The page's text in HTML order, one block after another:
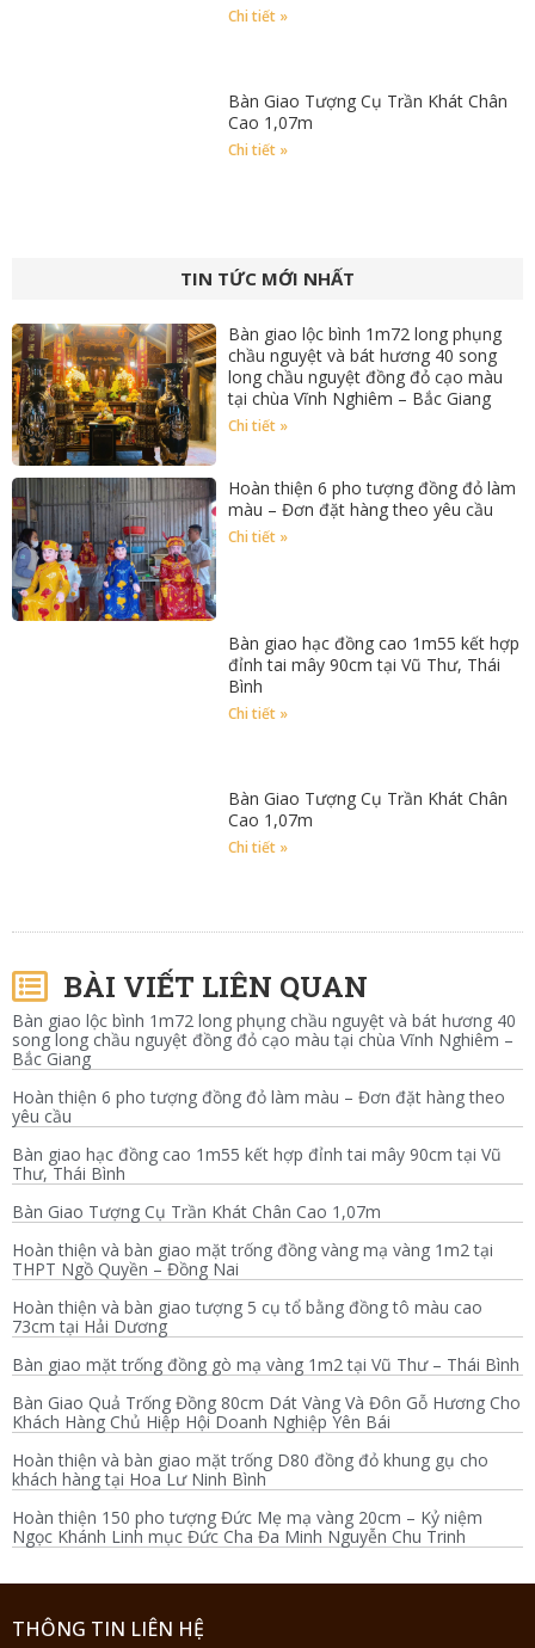
Chi tiết »
Bàn Giao Tượng Cụ Trần Khát Chân
Cao 1,07m
Chi tiết »
TIN TỨC MỚI NHẤT
Bàn giao lộc bình 1m72 long phụng
chầu nguyệt và bát hương 40 song
long chầu nguyệt đồng đỏ cạo màu
tại chùa Vĩnh Nghiêm – Bắc Giang
Chi tiết »
Hoàn thiện 6 pho tượng đồng đỏ làm
màu – Đơn đặt hàng theo yêu cầu
Chi tiết »
Bàn giao hạc đồng cao 1m55 kết hợp
đỉnh tai mây 90cm tại Vũ Thư, Thái
Bình
Chi tiết »
Bàn Giao Tượng Cụ Trần Khát Chân
Cao 1,07m
Chi tiết »
BÀI VIẾT LIÊN QUAN
Bàn giao lộc bình 1m72 long phụng chầu nguyệt và bát hương 40
song long chầu nguyệt đồng đỏ cạo màu tại chùa Vĩnh Nghiêm –
Bắc Giang
Hoàn thiện 6 pho tượng đồng đỏ làm màu – Đơn đặt hàng theo
yêu cầu
Bàn giao hạc đồng cao 1m55 kết hợp đỉnh tai mây 90cm tại Vũ
Thư, Thái Bình
Bàn Giao Tượng Cụ Trần Khát Chân Cao 1,07m
Hoàn thiện và bàn giao mặt trống đồng vàng mạ vàng 1m2 tại
THPT Ngồ Quyền – Đồng Nai
Hoàn thiện và bàn giao tượng 5 cụ tổ bằng đồng tô màu cao
73cm tại Hải Dương
Bàn giao mặt trống đồng gò mạ vàng 1m2 tại Vũ Thư – Thái Bình
Bàn Giao Quả Trống Đồng 80cm Dát Vàng Và Đôn Gỗ Hương Cho
Khách Hàng Chủ Hiệp Hội Doanh Nghiệp Yên Bái
Hoàn thiện và bàn giao mặt trống D80 đồng đỏ khung gụ cho
khách hàng tại Hoa Lư Ninh Bình
Hoàn thiện 150 pho tượng Đức Mẹ mạ vàng 20cm – Kỷ niệm
Ngọc Khánh Linh mục Đức Cha Đa Minh Nguyễn Chu Trinh
THÔNG TIN LIÊN HỆ